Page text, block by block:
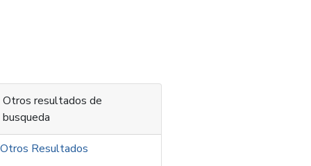
Otros resultados de
busqueda
Otros Resultados